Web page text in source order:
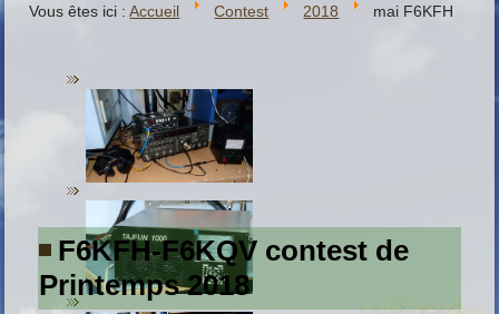
Vous êtes ici :Accueil Contest 2018 mai F6KFH
F6KFH-F6KQV contest de
Printemps 2018